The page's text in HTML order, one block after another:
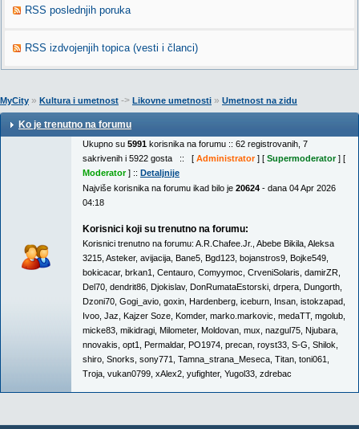
RSS poslednjih poruka
RSS izdvojenjih topica (vesti i članci)
MyCity » Kultura i umetnost -> Likovne umetnosti » Umetnost na zidu
Ko je trenutno na forumu
Ukupno su 5991 korisnika na forumu :: 62 registrovanih, 7
sakrivenih i 5922 gosta :: [ Administrator] [ Supermoderator] [
Moderator] :: Detaljnije
Najviše korisnika na forumu ikad bilo je 20624 - dana 04 Apr 2026
04:18
Korisnici koji su trenutno na forumu:
Korisnici trenutno na forumu: A.R.Chafee.Jr. Abebe Bikila Aleksa
3215 Asteker, avijacija Bane5 Bgd123 bojanstros9 Bojke549
bokicacar, brkan1 Centauro Comyymoc CrveniSolaris damirZR
Del70 dendrit86 Djokislav, DonRumataEstorski drpera Dungorth
Dzoni70 Gogi_avio goxin Hardenberg iceburn Insan istokzapad
Ivoo Jaz Kajzer Soze Komder, marko.markovic medaTT, mgolub
micke83 mikidragi Milometer, Moldovan mux nazgul75 Njubara
nnovakis opt1 Permaldar, PO1974 precan royst33 S-G Shilok
shiro Snorks sony771 Tamna_strana_Meseca Titan toni061
Troja vukan0799 xAlex2 yufighter, Yugol33 zdrebac